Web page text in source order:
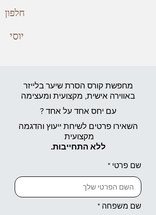
חלפון
יוסי
מחפשת קורס הסרת שיער בלייזר
באווירה אישית, מקצועית ומעצימה
עם יחס אחד על אחד ?
השאירו פרטים לשיחת ייעוץ והדגמה
מקצועית
ללא התחייבות.
שם פרטי
שם משפחה